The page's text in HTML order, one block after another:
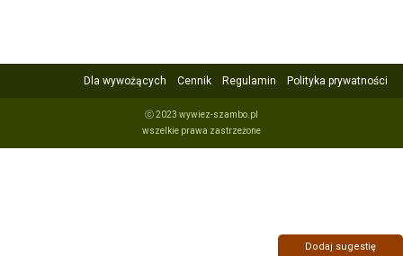
Dla wywożących Cennik Regulamin Polityka prywatności
ⓒ 2023 wywiez-szambo.pl
wszelkie prawa zastrzeżone
Dodaj sugestię